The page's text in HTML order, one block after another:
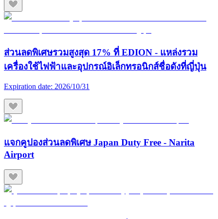
ส่วนลดพิเศษรวมสูงสุด 17% ที่ EDION - แหล่งรวม
เครื่องใช้ไฟฟ้าและอุปกรณ์อิเล็กทรอนิกส์ชื่อดังที่ญี่ปุ่น
Expiration date: 2026/10/31
แจกคูปองส่วนลดพิเศษ Japan Duty Free - Narita
Airport